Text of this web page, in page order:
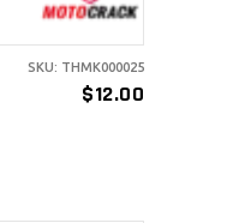
$12.00
SKU: THMK000025